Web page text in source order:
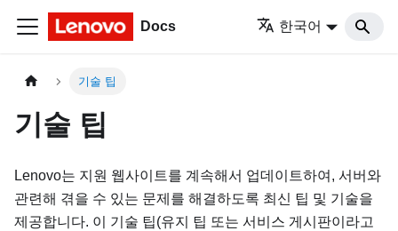
Docs 한국어
기술 팁
기술 팁
Lenovo는 지원 웹사이트를 계속해서 업데이트하여, 서버와
관련해 겪을 수 있는 문제를 해결하도록 최신 팁 및 기술을
제공합니다. 이 기술 팁(유지 팁 또는 서비스 게시판이라고